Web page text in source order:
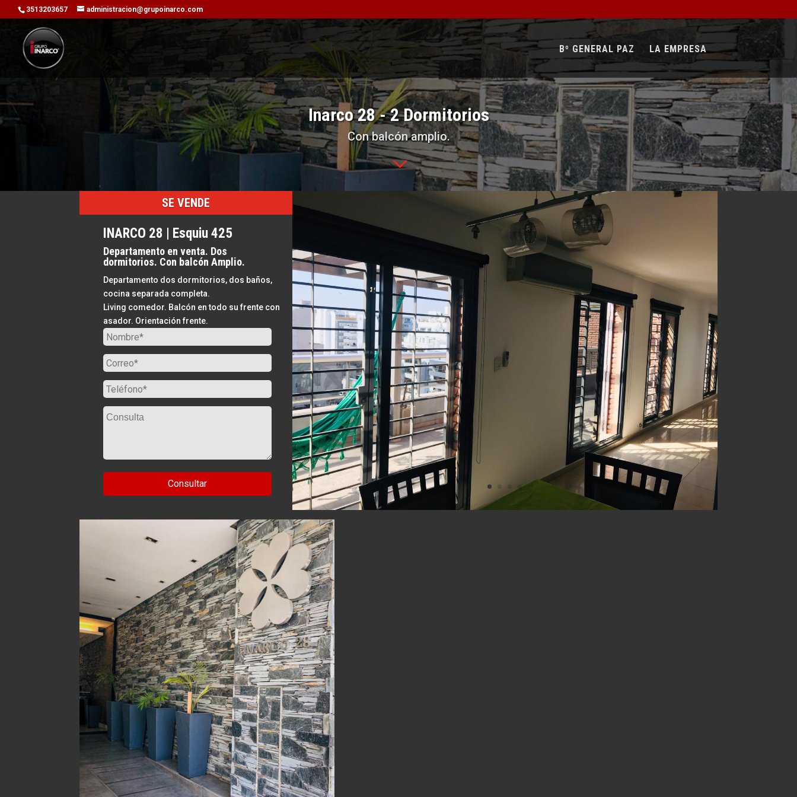
3513203657 administracion@grupoinarco.com
Bº GENERAL PAZ LA EMPRESA
Inarco 28 - 2 Dormitorios
Con balcón amplio.
3
SE VENDE
INARCO 28 | Esquiu 425
Departamento en venta. Dos
dormitorios. Con balcón Amplio.
Departamento dos dormitorios, dos baños,
cocina separada completa.
Living comedor. Balcón en todo su frente con
asador. Orientación frente.